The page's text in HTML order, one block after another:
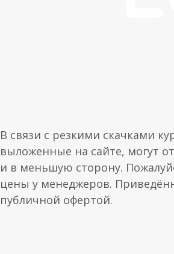
В связи с резкими скачками
выложенные на сайте, могут
и в меньшую сторону.
цены у менеджеров.
публичной офертой.